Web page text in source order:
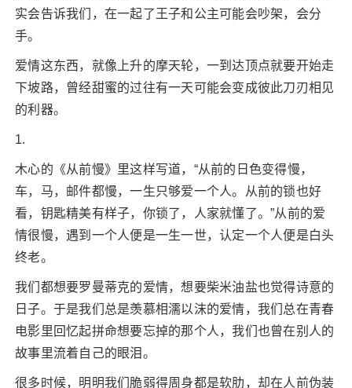
实会告诉我们，在一起了王子和公主可能会吵架，会分
手。
爱情这东西，就像上升的摩天轮，一到达顶点就要开始走
下坡路，曾经甜蜜的过往有一天可能会变成彼此刀刃相见
的利器。
1.
木心的《从前慢》里这样写道，“从前的日色变得慢，
车，马，邮件都慢，一生只够爱一个人。从前的锁也好
看，钥匙精美有样子，你锁了，人家就懂了。”从前的爱
情很慢，遇到一个人便是一生一世，认定一个人便是白头
终老。
我们都想要罗曼蒂克的爱情，想要柴米油盐也觉得诗意的
日子。于是我们总是羡慕相濡以沫的爱情，我们总在青春
电影里回忆起拼命想要忘掉的那个人，我们也曾在别人的
故事里流着自己的眼泪。
很多时候，明明我们脆弱得周身都是软肋，却在人前伪装